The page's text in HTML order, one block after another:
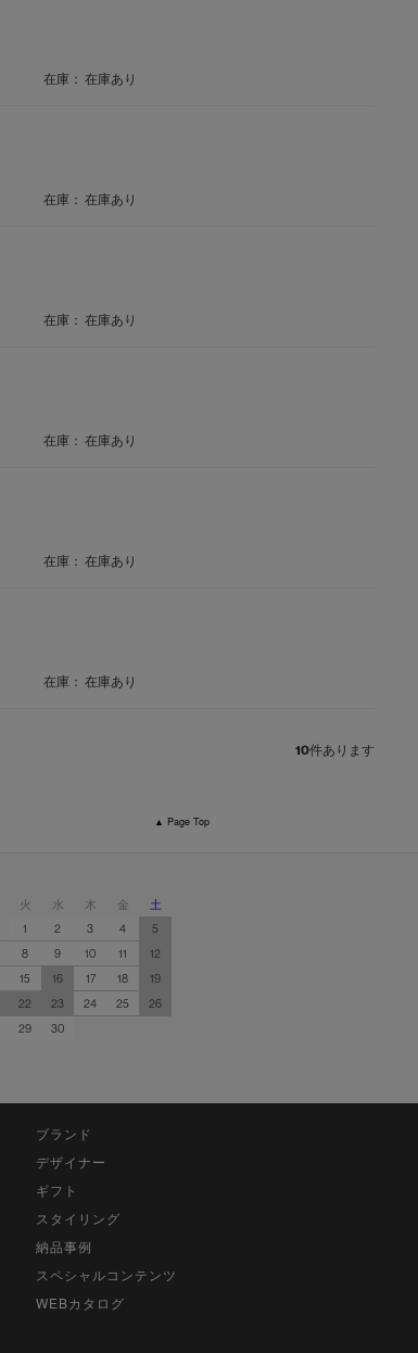
在庫： 在庫あり
在庫： 在庫あり
在庫： 在庫あり
在庫： 在庫あり
在庫： 在庫あり
在庫： 在庫あり
10件あります
▲ Page Top
火 水 木 金
土
1
2 3 4
5
8 9 10 11
12
15 16 17 18
19
22 23 24 25
26
29 30
ブランド
デザイナー
ギフト
スタイリング
納品事例
スペシャルコンテンツ
WEBカタログ